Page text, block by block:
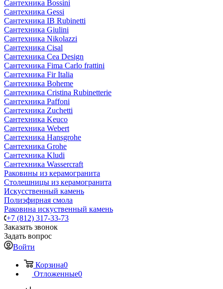
Сантехника Bossini
Сантехника Gessi
Сантехника IB Rubinetti
Сантехника Giulini
Сантехника Nikolazzi
Сантехника Cisal
Сантехника Cea Design
Сантехника Fima Carlo frattini
Сантехника Fir Italia
Сантехника Boheme
Сантехника Cristina Rubinetterie
Сантехника Paffoni
Сантехника Zuchetti
Сантехника Keuco
Сантехника Webert
Сантехника Hansgrohe
Сантехника Grohe
Сантехника Kludi
Сантехника Wassercraft
Раковины из керамогранита
Столешницы из керамогранита
Искусственный камень
Полиэфирная смола
Раковина искуственный камень
+7 (812) 317-33-73
Заказать звонок
Задать вопрос
Войти
Корзина0
Отложенные0